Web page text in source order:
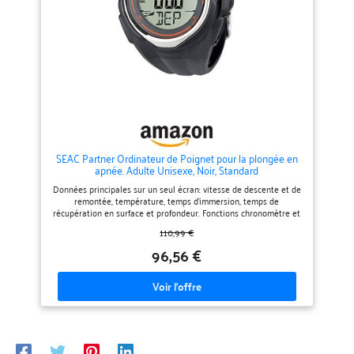
plongez pas, connectez-vous sans
fil à Suunto App pour recevoir
des notifications d'applications
【Plusieurs Modes de Plongée】
Choisissez entre 3 modes de
plongée, naviguez dans le menu
plongée dans l'application
Suunto, choisir différents styles
d'affichage et choisir les détails
que vous souhaitez voir pendant
votre plongée La
personnalisation des modes de
plongée vous permet également
de définir les paramètres des
gaz, des algorithmes et des
alarmes de plongée 【Connexion
atmosphérique directement
depuis votre poignet Associez
votre Suunto D5 au Suunto Tank
POD avant de plonger pour
plongée, vérifiez votre
tranquillité. GÈRE 3 MÉLANGES
DE GAZ NITROX DIFFÉRENTS :
Fonction exécutable pendant la
plongée, idéale pour les
plongeurs avancés ou techniques
qui ont besoin d'une gestion
flexible du gaz. RAFFAELLO N'EST
confortablement sur le brassard,
réduisant ainsi la résistance et
l'encombrement. Son
impressionnante autonomie de 4
ans, ainsi que son remplacement
facile par l'utilisateur, vous
garantissent d'être prêt pour
produits pour les sports
SEAC Partner Ordinateur de Poignet pour la plongée en
apnée. Adulte Unisexe, Noir, Standard
Données principales sur un seul écran: vitesse de descente et de
remontée, température, temps d'immersion, temps de
récupération en surface et profondeur. Fonctions chronomètre et
compte à rebours. Enregistrez les sessions d’apnée jusqu’à 99
plongées. Fonctionne avec une pile CR2032 standard et est
étanche jusqu’à 100 mètres de profondeur. Écran rétroéclairé.
110,99 €
96,56 €